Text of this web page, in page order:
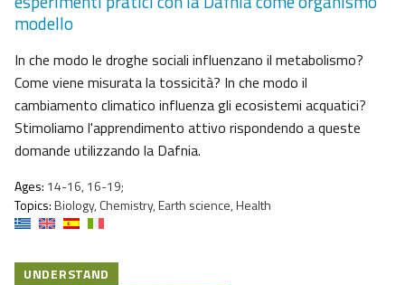
modello
In che modo le droghe sociali influenzano il metabolismo?
Come viene misurata la tossicità? In che modo il
cambiamento climatico influenza gli ecosistemi acquatici?
Stimoliamo l'apprendimento attivo rispondendo a queste
domande utilizzando la Dafnia.
Ages: 14-16, 16-19;
Topics:Biology, Chemistry, Earth science, Health
UNDERSTAND